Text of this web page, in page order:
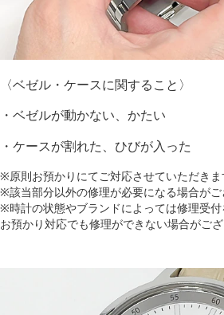
〈ベゼル・ケースに関すること〉
・ベゼルが動かない、かたい
・ケースが割れた、ひびが入った
※原則お預かりにてご対応させていただきま
※該当部分以外の修理が必要になる場合がご
※時計の状態やブランドによっては修理受
お預かり対応でも修理ができない場合がござ